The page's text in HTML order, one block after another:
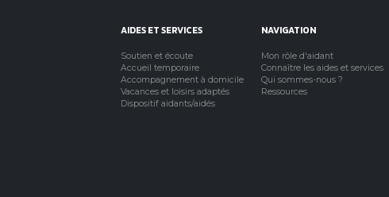
AIDES ET SERVICES
Soutien et écoute
Accueil temporaire
Accompagnement à domicile
Vacances et loisirs adaptés
Dispositif aidants/aidés
NAVIGATION
Mon rôle d'aidant
Connaître les aides et services
Qui sommes-nous ?
Ressources